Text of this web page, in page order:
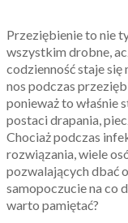
Przeziębienie to nie
wszystkim drobne,
codzienność staje
nos podczas
ponieważ to właśnie
postaci drapania,
Chociaż podczas
rozwiązania, wiele
pozwalających dbać
samopoczucie na co
warto pamiętać?